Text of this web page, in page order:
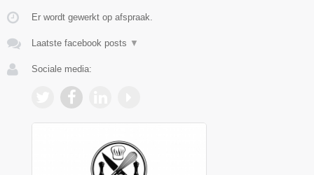
Er wordt gewerkt op afspraak.
Laatste facebook posts ▼
Sociale media: